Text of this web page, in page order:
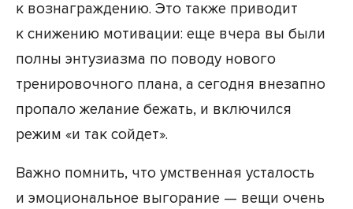
к вознаграждению. Это также приводит
к снижению мотивации: еще вчера вы были
полны энтузиазма по поводу нового
тренировочного плана, а сегодня внезапно
пропало желание бежать, и включился
режим «и так сойдет».
Важно помнить, что умственная усталость
и эмоциональное выгорание — вещи очень